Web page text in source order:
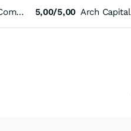
First Community 5,00/5,00